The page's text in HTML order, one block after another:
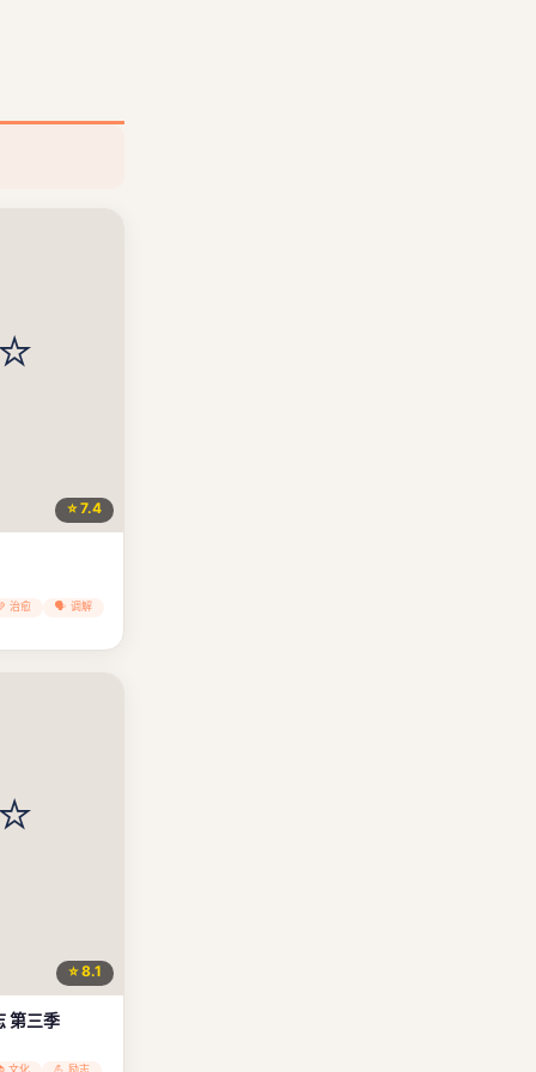
⭐ 7.4
治愈 🗣️ 调解
⭐ 8.1
第三季
文化 💪 励志